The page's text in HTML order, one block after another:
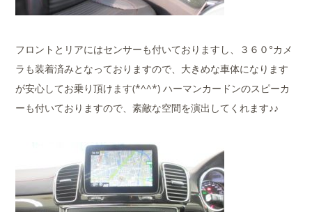
フロントとリアにはセンサーも付いておりますし、３６０°カメ
ラも装着済みとなっておりますので、大きめな車体になります
が安心してお乗り頂けます(*^^*) ハーマンカードンのスピーカ
ーも付いておりますので、素敵な空間を演出してくれます♪♪